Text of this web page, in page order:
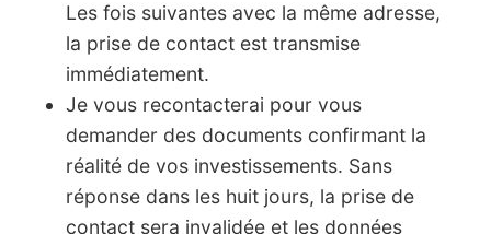
Les fois suivantes avec la même adresse,
la prise de contact est transmise
immédiatement.
Je vous recontacterai pour vous
demander des documents confirmant la
réalité de vos investissements. Sans
réponse dans les huit jours, la prise de
contact sera invalidée et les données